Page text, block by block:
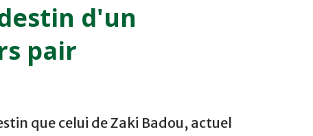
grâce à un but de
direct le CRA de son coté a chuté
de 0 - 2. La bonne affaire de la
d'un
pair
que celui de Zaki Badou, actuel